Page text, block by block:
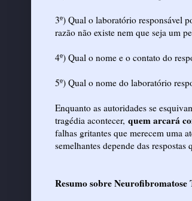
3º) Qual o laboratório responsável
razão não existe nem que seja um
4º) Qual o nome e o contato do
5º) Qual o nome do laboratório
Enquanto as autoridades se
tragédia acontecer, quem arcará
falhas gritantes que merecem uma
semelhantes depende das
Resumo sobre Neurofibromatose